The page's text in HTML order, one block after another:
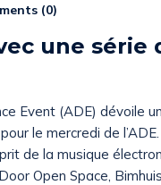
(0)
une série
Event (ADE) dévoile
le mercredi de
de la musique
Open Space,